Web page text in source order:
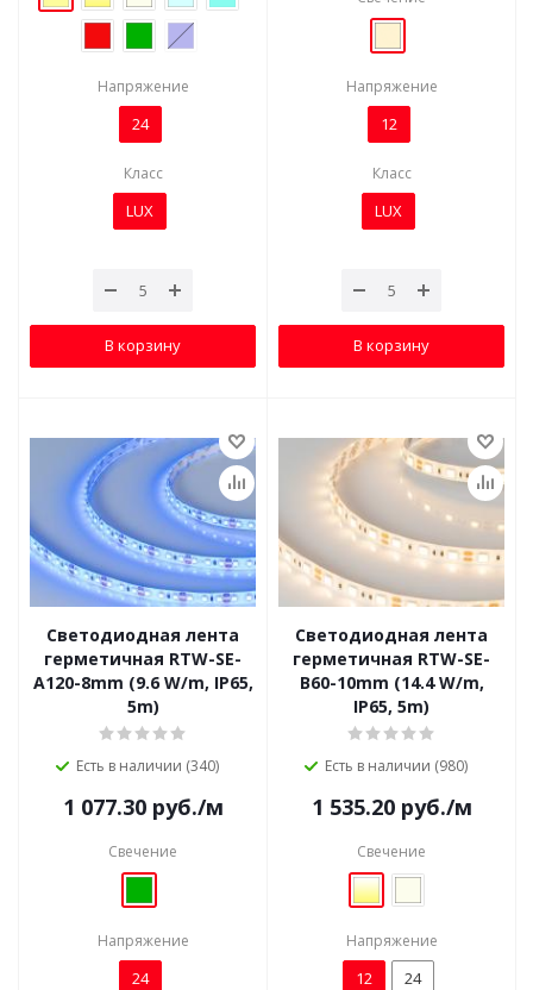
Напряжение
24
Класс
LUX
В корзину
Напряжение
12
Класс
LUX
В корзину
Светодиодная лента
герметичная RTW-SE-
A120-8mm (9.6 W/m, IP65,
5m)
Есть в наличии (340)
1 077.30руб./м
Свечение
Напряжение
24
Светодиодная лента
герметичная RTW-SE-
B60-10mm (14.4 W/m,
IP65, 5m)
Есть в наличии (980)
1 535.20руб./м
Свечение
Напряжение
12 24